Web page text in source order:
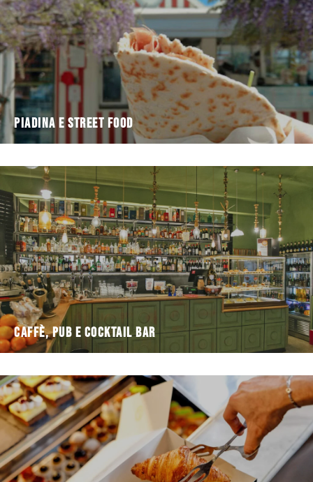
Piadina e Street Food
Caffè, Pub e Cocktail Bar